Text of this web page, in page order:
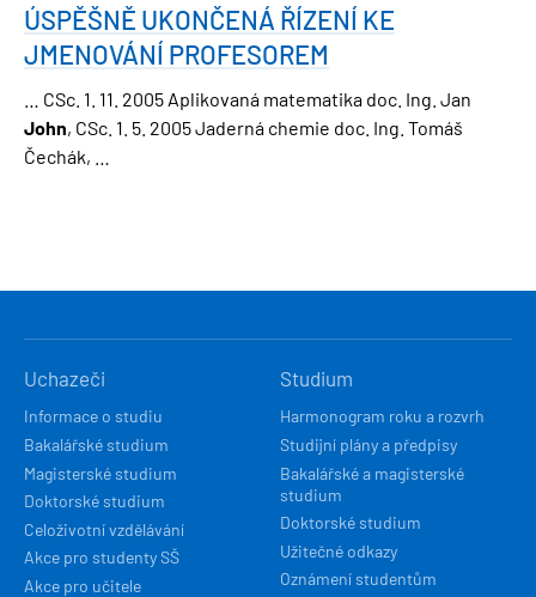
ÚSPĚŠNĚ UKONČENÁ ŘÍZENÍ KE
JMENOVÁNÍ PROFESOREM
… CSc. 1. 11. 2005 Aplikovaná matematika doc. Ing. Jan
John, CSc. 1. 5. 2005 Jaderná chemie doc. Ing. Tomáš
Čechák, …
NAVIGACE
Uchazeči
Informace o studiu
Bakalářské studium
Magisterské studium
Doktorské studium
Celoživotní vzdělávání
Akce pro studenty SŠ
Akce pro učitele
Studium
Harmonogram roku a rozvrh
Studijní plány a předpisy
Bakalářské a magisterské
studium
Doktorské studium
Užitečné odkazy
Oznámení studentům